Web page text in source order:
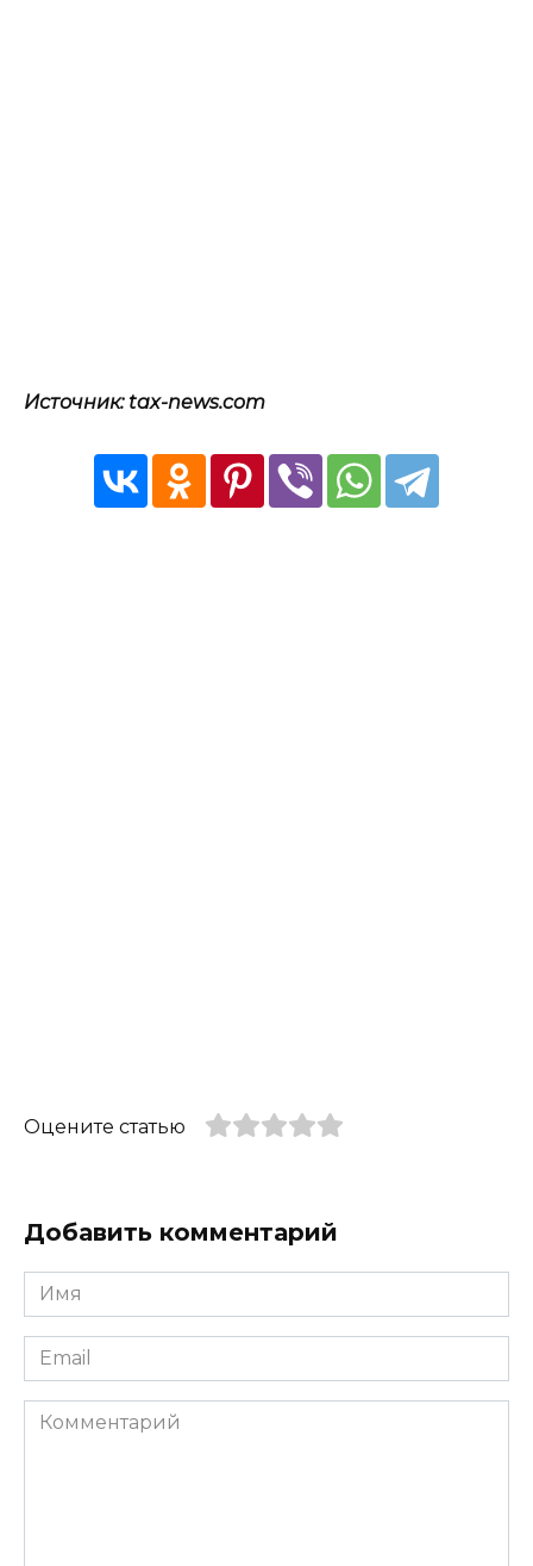
Источник: tax-news.com
Оцените статью
Добавить комментарий
Имя
*
Email
*
Комментарий